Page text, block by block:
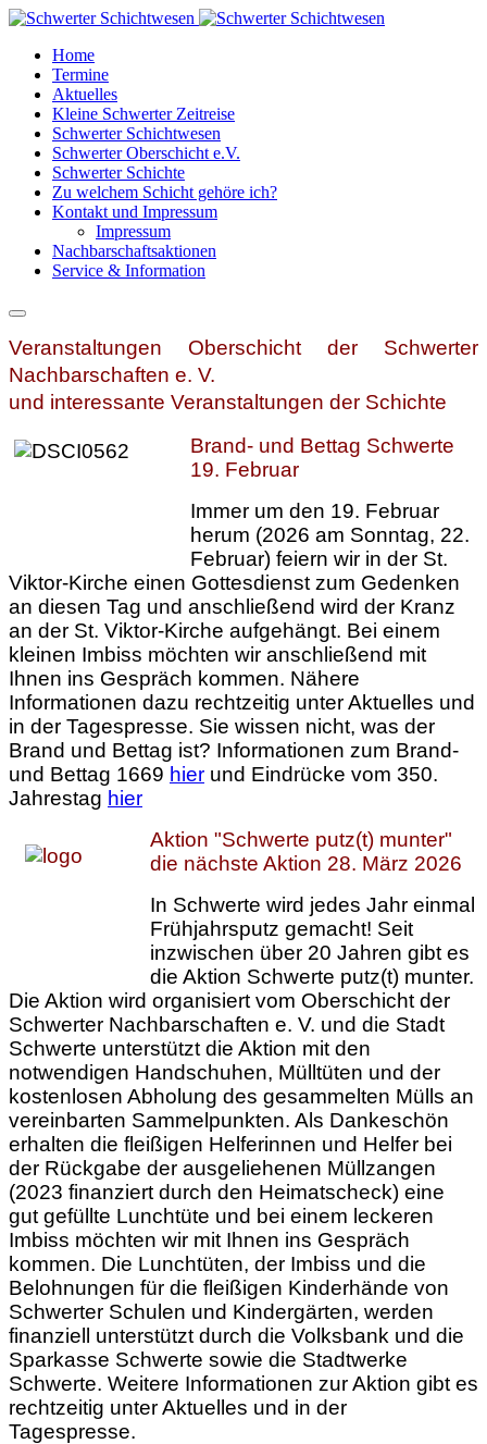
Home
Termine
Aktuelles
Kleine Schwerter Zeitreise
Schwerter Schichtwesen
Schwerter Oberschicht e.V.
Schwerter Schichte
Zu welchem Schicht gehöre ich?
Kontakt und Impressum
Impressum
Nachbarschaftsaktionen
Service & Information
Veranstaltungen Oberschicht der Schwerter
Nachbarschaften e. V.
und interessante Veranstaltungen der Schichte
Brand- und Bettag Schwerte
19. Februar
Immer um den 19. Februar
herum (2026 am Sonntag, 22.
Februar) feiern wir in der St.
Viktor-Kirche einen Gottesdienst zum Gedenken
an diesen Tag und anschließend wird der Kranz
an der St. Viktor-Kirche aufgehängt. Bei einem
kleinen Imbiss möchten wir anschließend mit
Ihnen ins Gespräch kommen. Nähere
Informationen dazu rechtzeitig unter Aktuelles und
in der Tagespresse. Sie wissen nicht, was der
Brand und Bettag ist? Informationen zum Brand-
und Bettag 1669 hier und Eindrücke vom 350.
Jahrestag hier
Aktion "Schwerte putz(t) munter"
die nächste Aktion 28. März 2026
In Schwerte wird jedes Jahr einmal
Frühjahrsputz gemacht! Seit
inzwischen über 20 Jahren gibt es
die Aktion Schwerte putz(t) munter.
Die Aktion wird organisiert vom Oberschicht der
Schwerter Nachbarschaften e. V. und die Stadt
Schwerte unterstützt die Aktion mit den
notwendigen Handschuhen, Mülltüten und der
kostenlosen Abholung des gesammelten Mülls an
vereinbarten Sammelpunkten. Als Dankeschön
erhalten die fleißigen Helferinnen und Helfer bei
der Rückgabe der ausgeliehenen Müllzangen
(2023 finanziert durch den Heimatscheck) eine
gut gefüllte Lunchtüte und bei einem leckeren
Imbiss möchten wir mit Ihnen ins Gespräch
kommen. Die Lunchtüten, der Imbiss und die
Belohnungen für die fleißigen Kinderhände von
Schwerter Schulen und Kindergärten, werden
finanziell unterstützt durch die Volksbank und die
Sparkasse Schwerte sowie die Stadtwerke
Schwerte. Weitere Informationen zur Aktion gibt es
rechtzeitig unter Aktuelles und in der
Tagespresse.